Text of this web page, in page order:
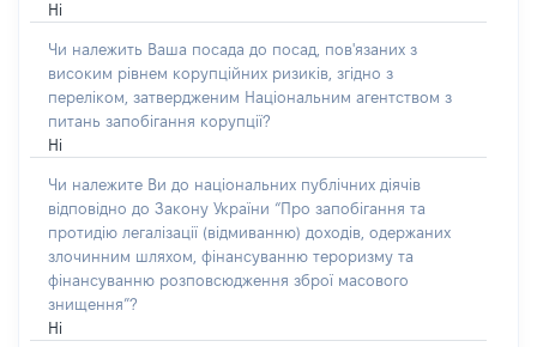
Ні
Чи належить Ваша посада до посад, пов'язаних з
високим рівнем корупційних ризиків, згідно з
переліком, затвердженим Національним агентством з
питань запобігання корупції?
Ні
Чи належите Ви до національних публічних діячів
відповідно до Закону України “Про запобігання та
протидію легалізації (відмиванню) доходів, одержаних
злочинним шляхом, фінансуванню тероризму та
фінансуванню розповсюдження зброї масового
знищення”?
Ні